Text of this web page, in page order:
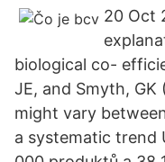
20 Oct
biological co-
JE, and Smyth,
might vary
a systematic trend